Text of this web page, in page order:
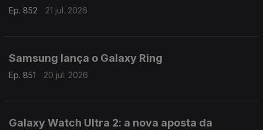
Ep. 852 21 jul. 2026
Samsung lança o Galaxy Ring
Ep. 851 20 jul. 2026
Galaxy Watch Ultra 2: a nova aposta da